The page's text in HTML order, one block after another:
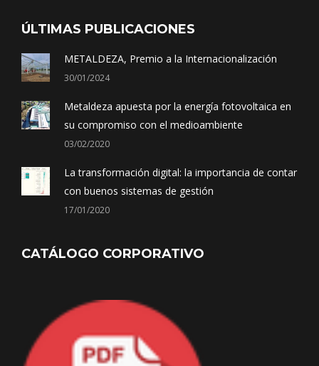
ÚLTIMAS PUBLICACIONES
METALDEZA, Premio a la Internacionalización
30/01/2024
Metaldeza apuesta por la energía fotovoltaica en
su compromiso con el medioambiente
03/02/2020
La transformación digital: la importancia de contar
con buenos sistemas de gestión
17/01/2020
CATÁLOGO CORPORATIVO